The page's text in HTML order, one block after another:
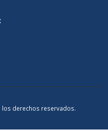
:
los derechos reservados.